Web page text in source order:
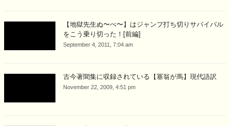
【地獄先生ぬ〜べ〜】はジャンプ打ち切りサバイバル
をこう乗り切った！[前編]
September 4, 2011, 7:04 am
古今著聞集に収録されている【塞翁が馬】現代語訳
November 22, 2009, 4:51 pm